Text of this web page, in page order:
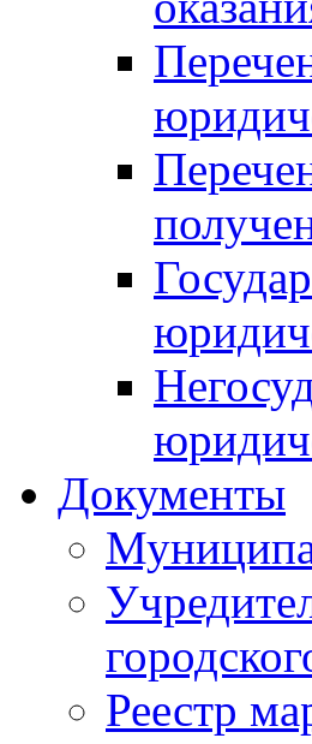
Документы
Реестр